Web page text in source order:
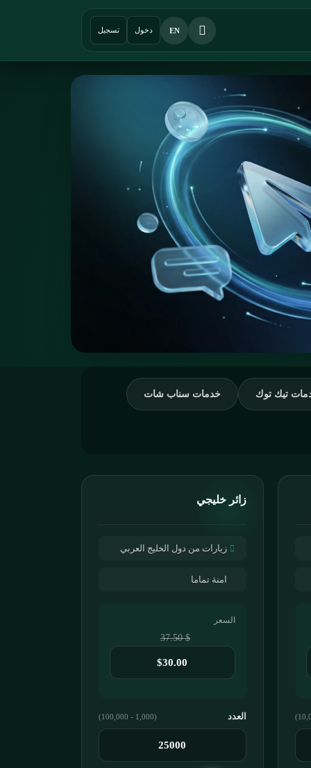
EN دخول تسجيل
تيك توك خدمات سناب شات
زائر خليجي
زيارات من دول الخليج العربي
امنة تماما
السعر
$ 37.50
العدد (1,000 - 100,000)